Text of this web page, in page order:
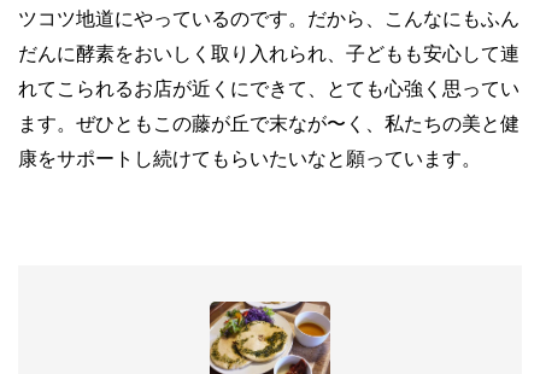
ツコツ地道にやっているのです。だから、こんなにもふん
だんに酵素をおいしく取り入れられ、子どもも安心して連
れてこられるお店が近くにできて、とても心強く思ってい
ます。ぜひともこの藤が丘で末なが〜く、私たちの美と健
康をサポートし続けてもらいたいなと願っています。